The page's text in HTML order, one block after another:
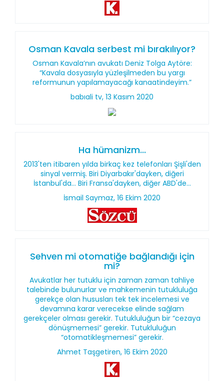
Osman Kavala serbest mi bırakılıyor?
Osman Kavala’nın avukatı Deniz Tolga Aytöre:
“Kavala dosyasıyla yüzleşilmeden bu yargı
reformunun yapılamayacağı kanaatindeyim.”
babıali tv, 13 Kasım 2020
Ha hümanizm...
2013'ten itibaren yılda birkaç kez telefonları Şişli'den
sinyal vermiş. Biri Diyarbakır'dayken, diğeri
İstanbul'da… Biri Fransa'dayken, diğer ABD'de…
İsmail Saymaz, 16 Ekim 2020
Sehven mi otomatiğe bağlandığı için
mi?
Avukatlar her tutuklu için zaman zaman tahliye
talebinde bulunurlar ve mahkemenin tutukluluğa
gerekçe olan hususları tek tek incelemesi ve
devamına karar verecekse elinde sağlam
gerekçeler olması gerekir. Tutukluluğun bir “cezaya
dönüşmemesi” gerekir. Tutukluluğun
“otomatikleşmemesi” gerekir.
Ahmet Taşgetiren, 16 Ekim 2020